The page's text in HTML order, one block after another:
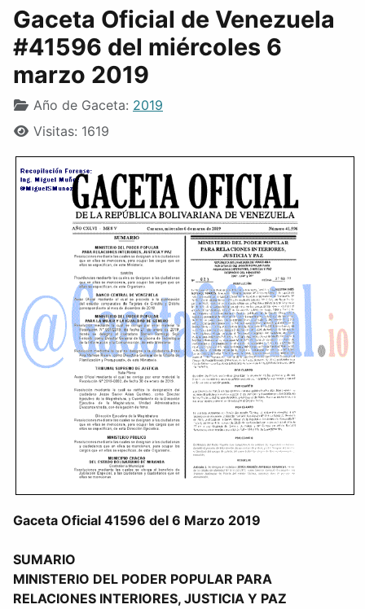
Gaceta Oficial de Venezuela
#41596 del miércoles 6
marzo 2019
Año de Gaceta: 2019
Visitas: 1619
Gaceta Oficial 41596 del 6 Marzo 2019
SUMARIO
MINISTERIO DEL PODER POPULAR PARA
RELACIONES INTERIORES, JUSTICIA Y PAZ